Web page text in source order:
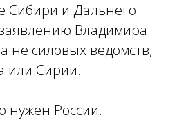
Сибири и Дальнего
заявлению Владимира
не силовых ведомств,
или Сирии.
нужен России.